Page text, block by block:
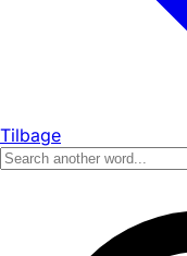
Tilbage